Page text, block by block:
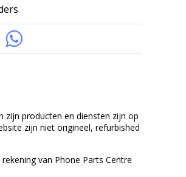
zijn producten en diensten zijn op
zijn niet origineel, refurbished
van Phone Parts Centre